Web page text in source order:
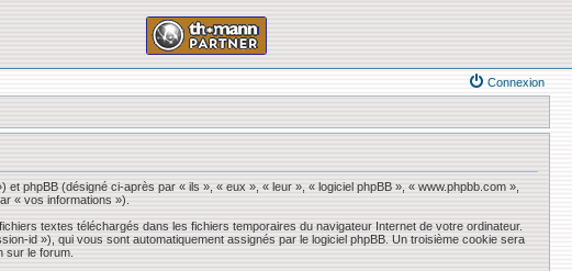
Connexion
phpBB (désigné ci-après par « ils », « eux », « leur », « logiciel phpBB », « www.phpbb.com »,
« vos informations »).
textes téléchargés dans les fichiers temporaires du navigateur Internet de votre ordinateur.
id »), qui vous sont automatiquement assignés par le logiciel phpBB. Un troisième cookie sera
sur le forum.